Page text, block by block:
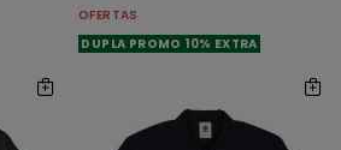
OFERTAS
DUPLA PROMO 10% EXTRA